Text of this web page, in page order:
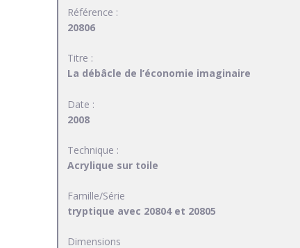
Référence :
20806
Titre :
La débâcle de l’économie imaginaire
Date :
2008
Technique :
Acrylique sur toile
Famille/Série
tryptique avec 20804 et 20805
Dimensions